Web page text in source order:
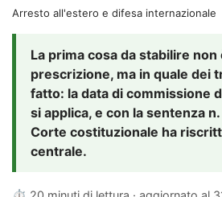
Arresto all'estero e difesa internazionale
La prima cosa da stabilire
prescrizione, ma in quale dei
fatto: la data di commissione
si applica, e con la sentenza
Corte costituzionale ha
centrale.